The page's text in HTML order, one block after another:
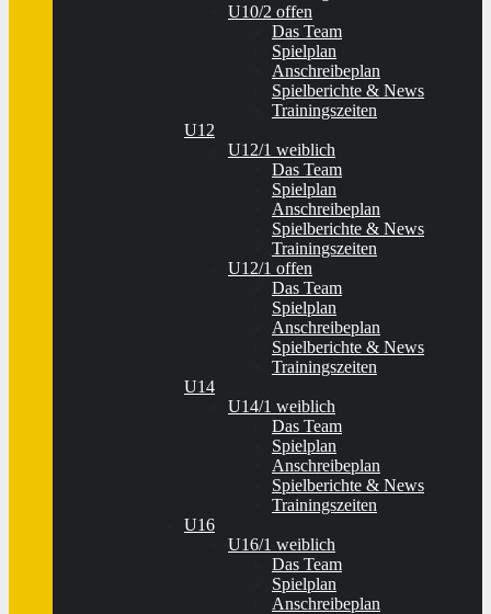
U10/2 offen
Das Team
Spielplan
Anschreibeplan
Spielberichte & News
Trainingszeiten
U12
U12/1 weiblich
Das Team
Spielplan
Anschreibeplan
Spielberichte & News
Trainingszeiten
U12/1 offen
Das Team
Spielplan
Anschreibeplan
Spielberichte & News
Trainingszeiten
U14
U14/1 weiblich
Das Team
Spielplan
Anschreibeplan
Spielberichte & News
Trainingszeiten
U16
U16/1 weiblich
Das Team
Spielplan
Anschreibeplan